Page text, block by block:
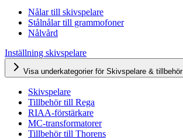
Nålar till skivspelare
Stålnålar till grammofoner
Nålvård
Inställning skivspelare
Visa underkategorier för Skivspelare & tillbehör
Skivspelare
Tillbehör till Rega
RIAA-förstärkare
MC-transformatorer
Tillbehör till Thorens